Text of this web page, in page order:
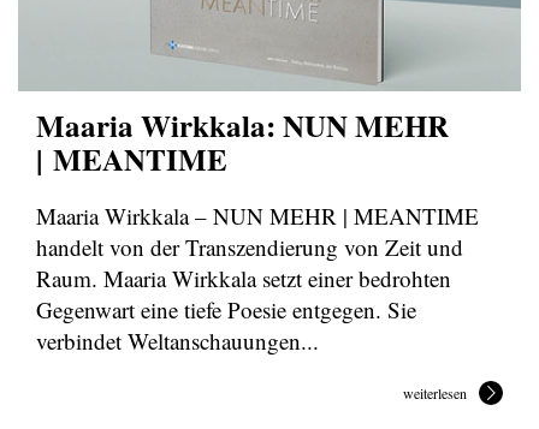
Maaria Wirkkala: NUN MEHR
| MEANTIME
Maaria Wirkkala – NUN MEHR | MEANTIME
handelt von der Transzendierung von Zeit und
Raum. Maaria Wirkkala setzt einer bedrohten
Gegenwart eine tiefe Poesie entgegen. Sie
verbindet Weltanschauungen...
weiterlesen